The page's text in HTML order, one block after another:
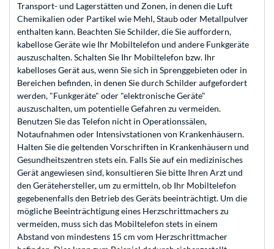
Transport- und Lagerstätten und Zonen, in denen die Luft
Chemikalien oder Partikel wie Mehl, Staub oder Metallpulver
enthalten kann. Beachten Sie Schilder, die Sie auffordern,
kabellose Geräte wie Ihr Mobiltelefon und andere Funkgeräte
auszuschalten. Schalten Sie Ihr Mobiltelefon bzw. Ihr
kabelloses Gerät aus, wenn Sie sich in Sprenggebieten oder in
Bereichen befinden, in denen Sie durch Schilder aufgefordert
werden, "Funkgeräte" oder "elektronische Geräte"
auszuschalten, um potentielle Gefahren zu vermeiden.
Benutzen Sie das Telefon nicht in Operationssälen,
Notaufnahmen oder Intensivstationen von Krankenhäusern.
Halten Sie die geltenden Vorschriften in Krankenhäusern und
Gesundheitszentren stets ein. Falls Sie auf ein medizinisches
Gerät angewiesen sind, konsultieren Sie bitte Ihren Arzt und
den Gerätehersteller, um zu ermitteln, ob Ihr Mobiltelefon
gegebenenfalls den Betrieb des Geräts beeinträchtigt. Um die
mögliche Beeinträchtigung eines Herzschrittmachers zu
vermeiden, muss sich das Mobiltelefon stets in einem
Abstand von mindestens 15 cm vom Herzschrittmacher